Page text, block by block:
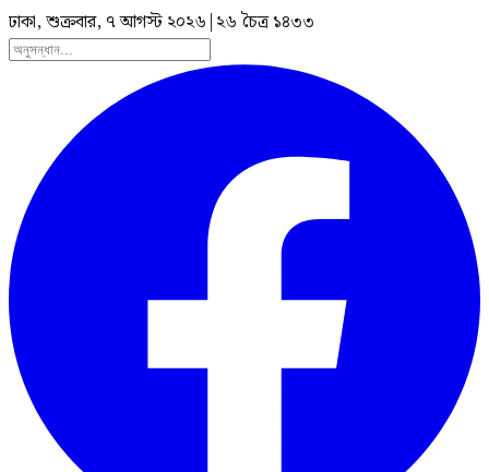
ঢাকা, শুক্রবার, ৭ আগস্ট ২০২৬ | ২৬ চৈত্র ১৪৩৩